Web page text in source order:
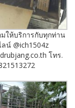
ให้บริการกับทุกท่าน
ลน์ @ich1504z
โทร.